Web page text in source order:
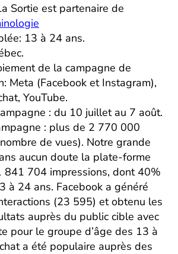
Sortie est partenaire de
13 à 24 ans.
de la campagne de
Meta (Facebook et Instagram),
YouTube.
: du 10 juillet au 7 août.
: plus de 2 770 000
de vues). Notre grande
aucun doute la plate-forme
841 704 impressions, dont 40%
à 24 ans. Facebook a généré
(23 595) et obtenu les
auprès du public cible avec
pour le groupe d’âge des 13 à
a été populaire auprès des